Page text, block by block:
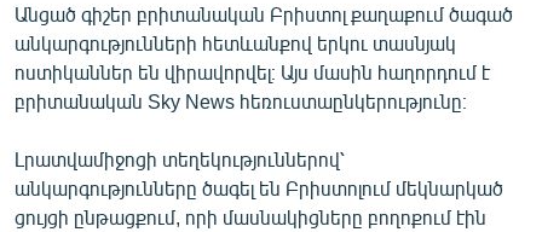
ՏԵՍԱՆՅՈՒԹԵՐ
ԲԱՆԱՎԵՃ
ՁԳՏԵԼՈՎ ԼԱՎԱԳՈՒՅՆԻՆ
ՓՈԴՔԱՍԹ
Հայերեն
Անցած գիշեր բրիտանական Բրիստոլ քաղաքում ծագած
անկարգությունների հետևանքով երկու տասնյակ
ոստիկաններ են վիրավորվել։ Այս մասին հաղորդում է
բրիտանական Sky News հեռուստաընկերությունը։
Լրատվամիջոցի տեղեկություններով՝
անկարգությունները ծագել են Բրիստոլում մեկնարկած
ցույցի ընթացքում, որի մասնակիցները բողոքում էին